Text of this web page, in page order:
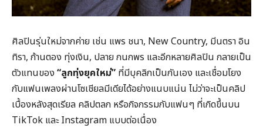
ศิลปินรุ่นใหม่จากค่าย เช่น แพร ชนา, New Country, มีนตรา อิน
ทิรา, ก้านตอง ทุ่งเงิน, ปลาย กนกพร และอีกหลายศิลปิน กลายเป็น
ตัวแทนของ “ลูกทุ่งยุคใหม่” ที่มีบุคลิกเป็นกันเอง และเชื่อมโยง
กับแฟนเพลงผ่านโซเชียลมีเดียได้อย่างแนบแน่น ไม่ว่าจะเป็นคลิป
เบื้องหลังสุดเรียล คลิปตลก หรือกิจกรรมกับแฟนๆ ที่เกิดขึ้นบน
TikTok และ Instagram แบบต่อเนื่อง